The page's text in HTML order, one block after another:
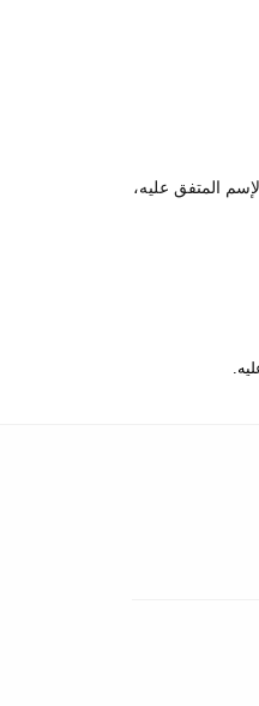
المتفق عليه،